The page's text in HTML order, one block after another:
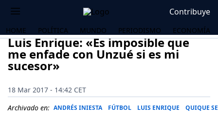
Contribuye
HOME POLÍTICA MUNDO PERIODISMO ECONOMÍA
Luis Enrique: «Es imposible que
me enfade con Unzué si es mi
sucesor»
18 Mar 2017 - 14:42 CET
Archivado en: ANDRÉS INIESTA FÚTBOL LUIS ENRIQUE QUIQUE